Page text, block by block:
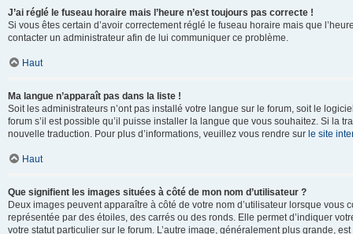
J’ai réglé le fuseau horaire mais l’heure n’est toujours pas correcte !
Si vous êtes certain d’avoir correctement réglé le fuseau horaire mais que
contacter un administrateur afin de lui communiquer ce problème.
Haut
Ma langue n’apparaît pas dans la liste !
Soit les administrateurs n’ont pas installé votre langue sur le forum, soit le
forum s’il est possible qu’il puisse installer la langue que vous souhaitez. Si la
nouvelle traduction. Pour plus d’informations, veuillez vous rendre sur le site
Haut
Que signifient les images situées à côté de mon nom d’utilisateur ?
Deux images peuvent apparaître à côté de votre nom d’utilisateur lorsque
représentée par des étoiles, des carrés ou des ronds. Elle permet d’indiquer
votre statut particulier sur le forum. L’autre image, généralement plus grande,